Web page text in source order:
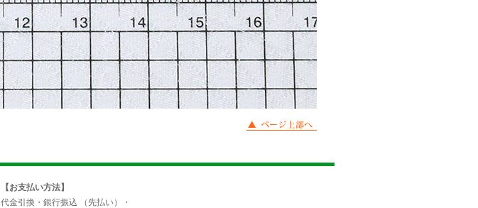
【お支払い方法】
代金引換・銀行振込 （先払い）・